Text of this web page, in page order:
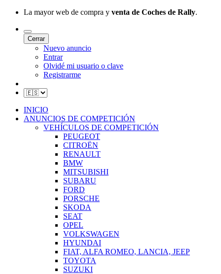
La mayor web de compra y venta de Coches de Rally.
Cerrar
Nuevo anuncio
Entrar
Olvidé mi usuario o clave
Registrarme
INICIO
ANUNCIOS DE COMPETICIÓN
VEHÍCULOS DE COMPETICIÓN
PEUGEOT
CITROËN
RENAULT
BMW
MITSUBISHI
SUBARU
FORD
PORSCHE
SKODA
SEAT
OPEL
VOLKSWAGEN
HYUNDAI
FIAT, ALFA ROMEO, LANCIA, JEEP
TOYOTA
SUZUKI